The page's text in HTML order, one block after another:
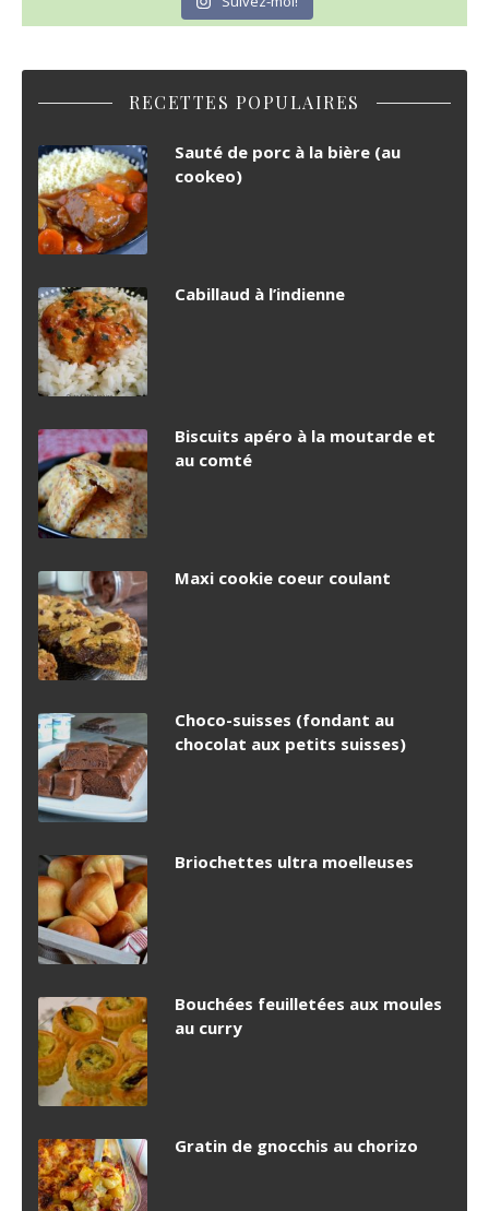
RECETTES POPULAIRES
Sauté de porc à la bière (au
cookeo)
Cabillaud à l’indienne
Biscuits apéro à la moutarde et
au comté
Maxi cookie coeur coulant
Choco-suisses (fondant au
chocolat aux petits suisses)
Briochettes ultra moelleuses
Bouchées feuilletées aux moules
au curry
Gratin de gnocchis au chorizo